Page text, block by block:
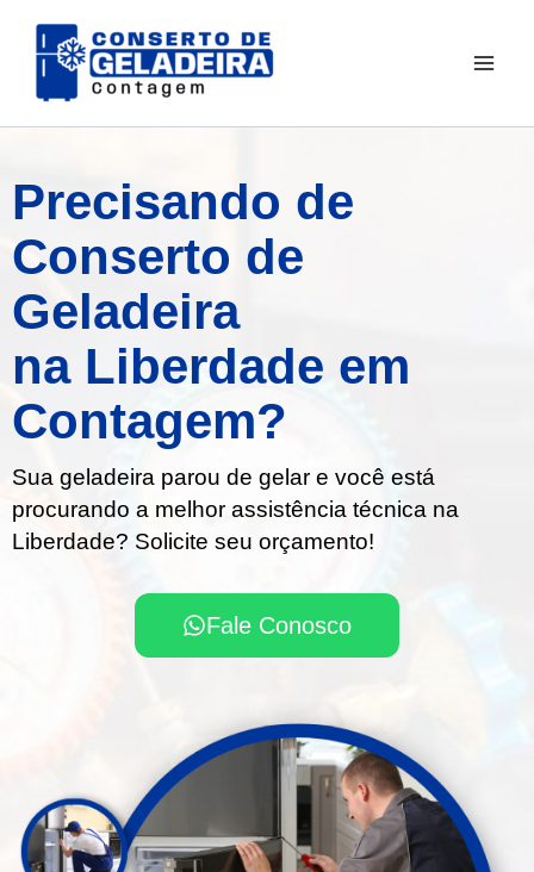
para
Precisando de
Conserto de
Geladeira
na Liberdade em
Contagem?
Sua geladeira parou de gelar e você está
procurando a melhor assistência técnica na
Liberdade? Solicite seu orçamento!
Fale Conosco